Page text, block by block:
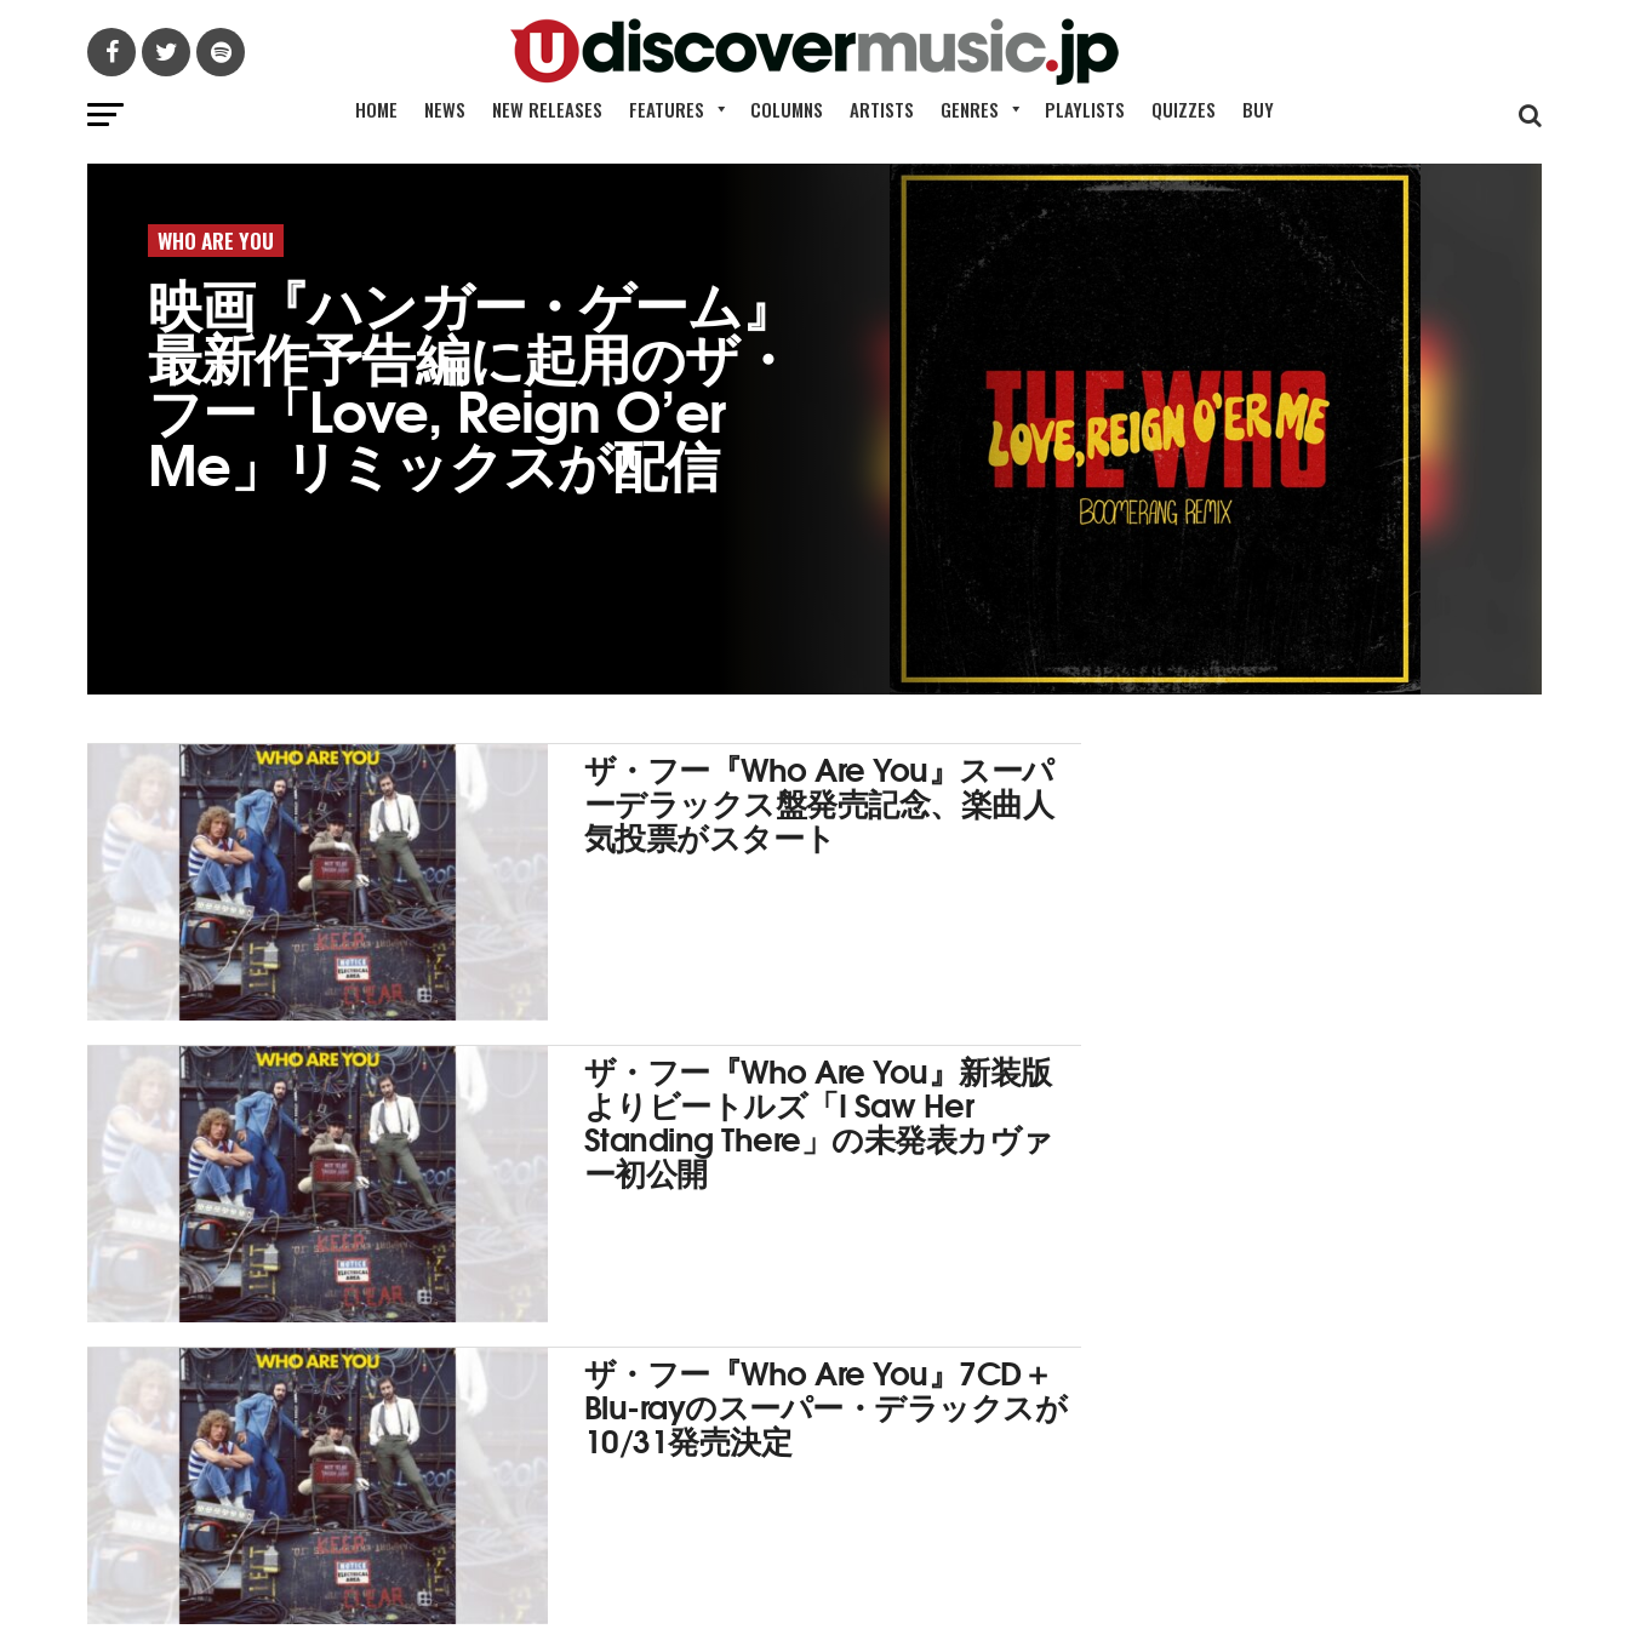
HOME NEWS NEW RELEASES FEATURES COLUMNS ARTISTS GENRES PLAYLISTS QUIZZES BUY
WHO ARE YOU
映画『ハンガー・ゲーム』
最新作予告編に起用のザ・
フー「Love, Reign O’er
Me」リミックスが配信
ザ・フー『Who Are You』スーパ
ーデラックス盤発売記念、楽曲人
気投票がスタート
ザ・フー『Who Are You』新装版
よりビートルズ「I Saw Her
Standing There」の未発表カヴァ
ー初公開
ザ・フー『Who Are You』7CD＋
Blu-rayのスーパー・デラックスが
10/31発売決定